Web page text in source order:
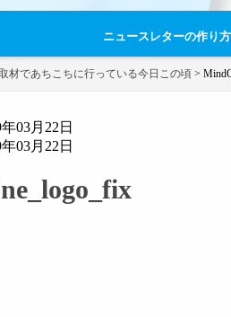
ニュースレターの作り方
材であちこちに行っている今日この頃 >
03月22日
03月22日